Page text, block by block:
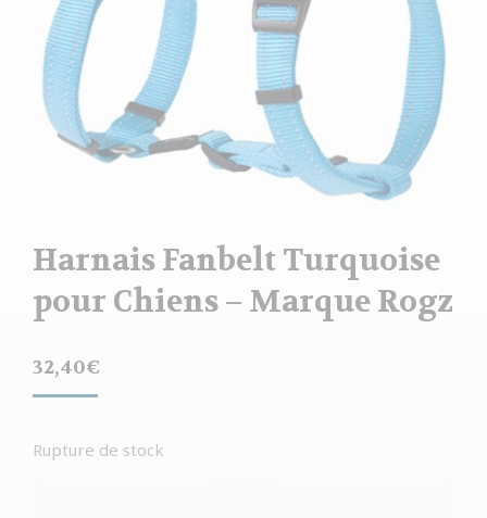
Harnais Fanbelt Turquoise
pour Chiens – Marque Rogz
32,40€
Rupture de stock